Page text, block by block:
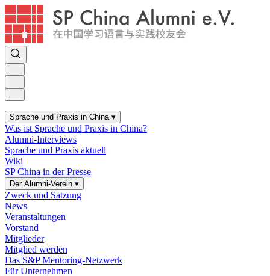
Sprache und Praxis in China ▾
Was ist Sprache und Praxis in China?
Alumni-Interviews
Sprache und Praxis aktuell
Wiki
SP China in der Presse
Der Alumni-Verein ▾
Zweck und Satzung
News
Veranstaltungen
Vorstand
Mitglieder
Mitglied werden
Das S&P Mentoring-Netzwerk
Für Unternehmen